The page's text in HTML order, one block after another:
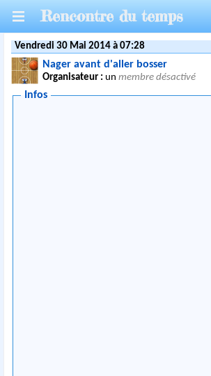
Rencontre du temps
Vendredi 30 Mai 2014 à 07:28
Nager avant d'aller bosser
Organisateur : unmembre désactivé
Infos